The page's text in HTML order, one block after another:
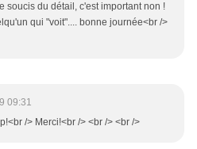
soucis du détail, c'est important non !
qui "voit".... bonne journée<br />
09:31
/> Merci!<br /> <br /> <br />